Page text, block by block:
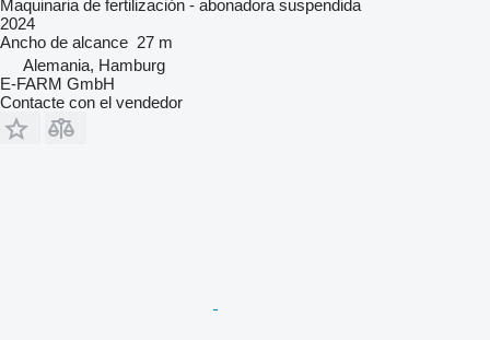
Maquinaria de fertilización - abonadora suspendida
2024
Ancho de alcance 27 m
Alemania, Hamburg
E-FARM GmbH
Contacte con el vendedor